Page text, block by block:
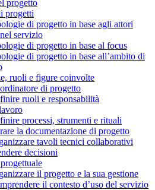
progetto
progetti
di progetto in base agli attori
servizio
di progetto in base al focus
di progetto in base all’ambito di
ruoli e figure coinvolte
di progetto
ruoli e responsabilità
processi, strumenti e rituali
la documentazione di progetto
tavoli tecnici collaborativi
decisioni
il progetto e la sua gestione
il contesto d’uso del servizio